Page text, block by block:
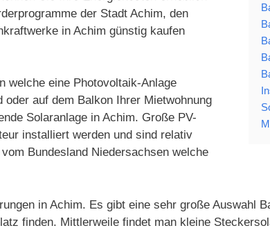
der Stadt Achim, den
in Achim günstig kaufen
welche eine Photovoltaik-Anlage
auf dem Balkon Ihrer Mietwohnung
Solaranlage in Achim. Große PV-
installiert werden und sind relativ
Bundesland Niedersachsen welche
in Achim. Es gibt eine sehr große Auswahl
finden. Mittlerweile findet man kleine